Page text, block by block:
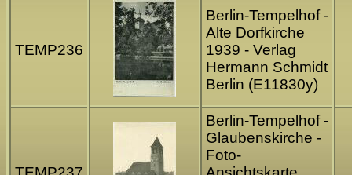
TEMP236
Berlin-Tempelhof -
Alte Dorfkirche
1939 - Verlag
Hermann Schmidt
Berlin (E11830y)
Berlin-Tempelhof -
Glaubenskirche -
Foto-